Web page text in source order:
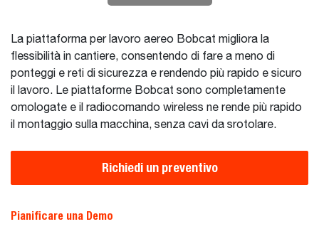
La piattaforma per lavoro aereo Bobcat migliora la
flessibilità in cantiere, consentendo di fare a meno di
ponteggi e reti di sicurezza e rendendo più rapido e sicuro
il lavoro. Le piattaforme Bobcat sono completamente
omologate e il radiocomando wireless ne rende più rapido
il montaggio sulla macchina, senza cavi da srotolare.
Richiedi un preventivo
Pianificare una Demo